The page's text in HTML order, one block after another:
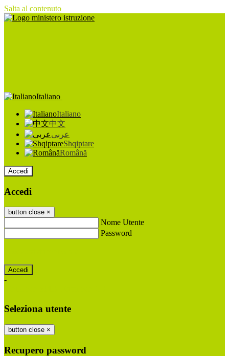
Salta al contenuto
Italiano
Italiano
中文
عربى
Shqiptare
Română
Accedi
Accedi
button close ×
Nome Utente
Password
-
Seleziona utente
button close ×
Recupero password